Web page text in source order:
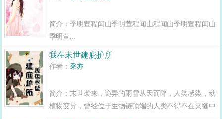
简介：季明萱程闻山季明萱程闻山程闻山季明萱程闻山
季明萱...
我在末世建庇护所
作者：采亦
简介：末世袭来，诡异的雨雪从天而降，人类感染，动
植物变异，曾经位于生物链顶端的人类不得不在夹缝中